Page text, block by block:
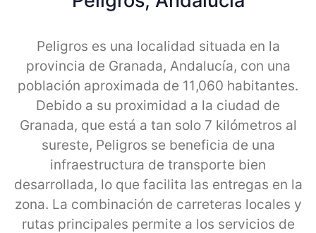
Peligros es una localidad situada en la
provincia de Granada, Andalucía, con una
población aproximada de 11,060 habitantes.
Debido a su proximidad a la ciudad de
Granada, que está a tan solo 7 kilómetros al
sureste, Peligros se beneficia de una
infraestructura de transporte bien
desarrollada, lo que facilita las entregas en la
zona. La combinación de carreteras locales y
rutas principales permite a los servicios de